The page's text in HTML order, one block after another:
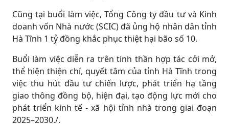
Cũng tại buổi làm việc, Tổng Công ty đầu tư và Kinh
doanh vốn Nhà nước (SCIC) đã ủng hộ nhân dân tỉnh
Hà Tĩnh 1 tỷ đồng khắc phục thiệt hại bão số 10.
Buổi làm việc diễn ra trên tinh thần hợp tác cởi mở,
thể hiện thiện chí, quyết tâm của tỉnh Hà Tĩnh trong
việc thu hút đầu tư chiến lược, phát triển hạ tầng
giao thông đồng bộ, hiện đại, tạo động lực mới cho
phát triển kinh tế - xã hội tỉnh nhà trong giai đoạn
2025–2030./.